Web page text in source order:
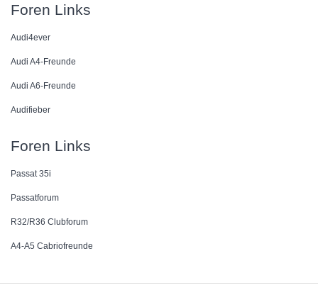
Foren Links
Audi4ever
Audi A4-Freunde
Audi A6-Freunde
Audifieber
Foren Links
Passat 35i
Passatforum
R32/R36 Clubforum
A4-A5 Cabriofreunde